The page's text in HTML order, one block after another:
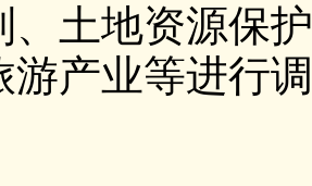
、土地资源保
游产业等进行